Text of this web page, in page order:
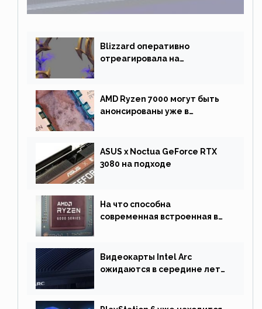
Blizzard оперативно
отреагировала на
AMD Ryzen 7000 могут быть
анонсированы уже в
ASUS x Noctua GeForce RTX
3080 на подходе
На что способна
современная встроенная в
Видеокарты Intel Arc
ожидаются в середине лета.